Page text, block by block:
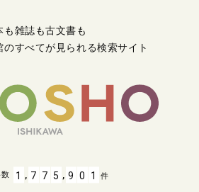
も雑誌も古文書も
のすべてが見られる検索サイト
1 , 7 7 5 , 9 0 1 件